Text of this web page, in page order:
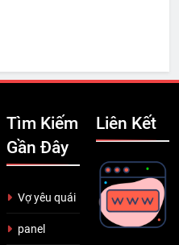
Tìm Kiếm
Gần Đây
Vợ yêu quái
panel
Liên Kết